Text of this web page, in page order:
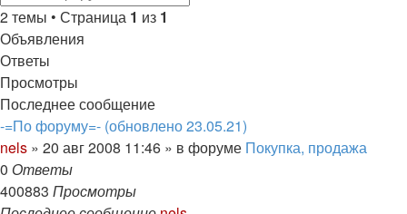
2 темы • Страница 1 из 1
Объявления
Ответы
Просмотры
Последнее сообщение
-=По форуму=- (обновлено 23.05.21)
nels » 20 авг 2008 11:46 » в форуме Покупка, продажа
0 Ответы
400883 Просмотры